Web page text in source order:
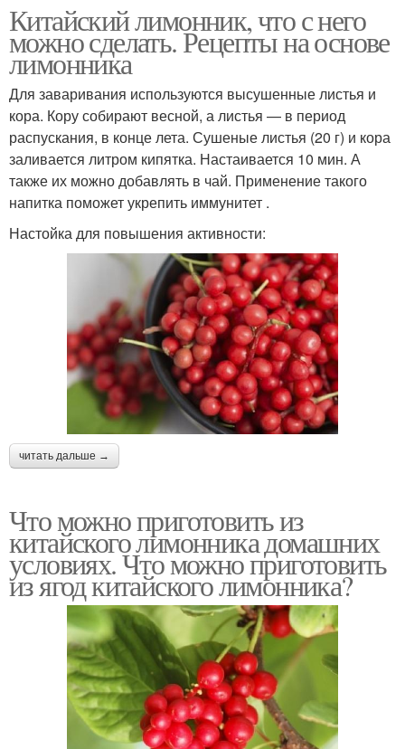
Китайский лимонник, что с него
можно сделать. Рецепты на основе
лимонника
Для заваривания используются высушенные листья и
кора. Кору собирают весной, а листья — в период
распускания, в конце лета. Сушеные листья (20 г) и кора
заливается литром кипятка. Настаивается 10 мин. А
также их можно добавлять в чай. Применение такого
напитка поможет укрепить иммунитет .
Настойка для повышения активности:
читать дальше →
Что можно приготовить из
китайского лимонника домашних
условиях. Что можно приготовить
из ягод китайского лимонника?